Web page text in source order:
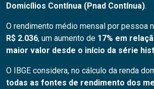
Domicílios Contínua (Pnad Contínua).
O rendimento médio mensal por pessoa
R$ 2.036, um aumento de 17% em
maior valor desde o início da série
O IBGE considera, no cálculo da renda
todas as fontes de rendimento dos